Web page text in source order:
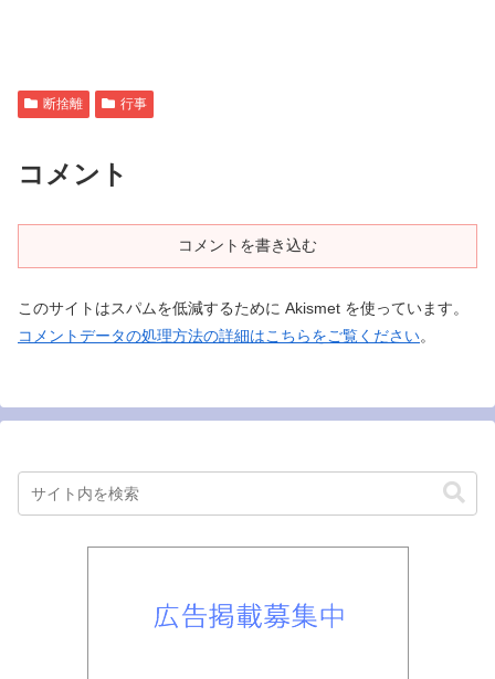
断捨離 行事
コメント
コメントを書き込む
このサイトはスパムを低減するために Akismet を使っています。
コメントデータの処理方法の詳細はこちらをご覧ください。